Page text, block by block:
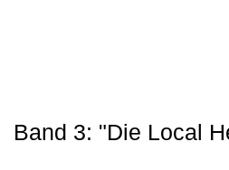
Band 3: "Die Local